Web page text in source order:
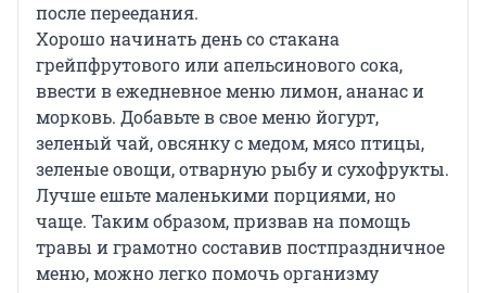
после переедания.
Хорошо начинать день со стакана
грейпфрутового или апельсинового сока,
ввести в ежедневное меню лимон, ананас и
морковь. Добавьте в свое меню йогурт,
зеленый чай, овсянку с медом, мясо птицы,
зеленые овощи, отварную рыбу и сухофрукты.
Лучше ешьте маленькими порциями, но
чаще. Таким образом, призвав на помощь
травы и грамотно составив постпраздничное
меню, можно легко помочь организму